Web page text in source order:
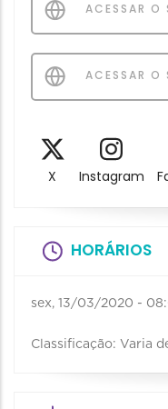
ACESSAR O
ACESSAR O
X Instagram
HORÁRIOS
sex, 13/03/2020 -
Classificação: Varia